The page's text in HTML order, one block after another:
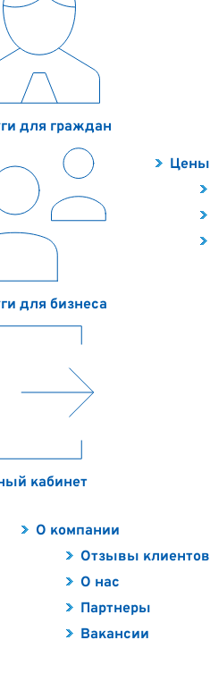
для граждан
для бизнеса
кабинет
Цены
О компании
Отзывы клиентов
О нас
Партнеры
Вакансии